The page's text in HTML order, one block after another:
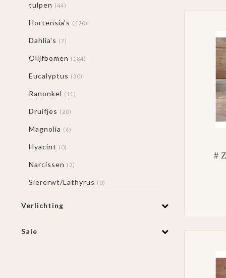
tulpen (44)
Hortensia's (420)
Dahlia's (7)
Olijfbomen (184)
Eucalyptus (30)
Ranonkel (11)
Druifjes (20)
Magnolia (6)
Hyacint (0)
Narcissen (2)
Siererwt/Lathyrus (0)
Verlichting
Sale
#